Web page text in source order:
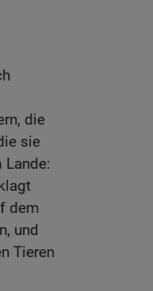
die
sie
Lande:
dem
und
Tieren